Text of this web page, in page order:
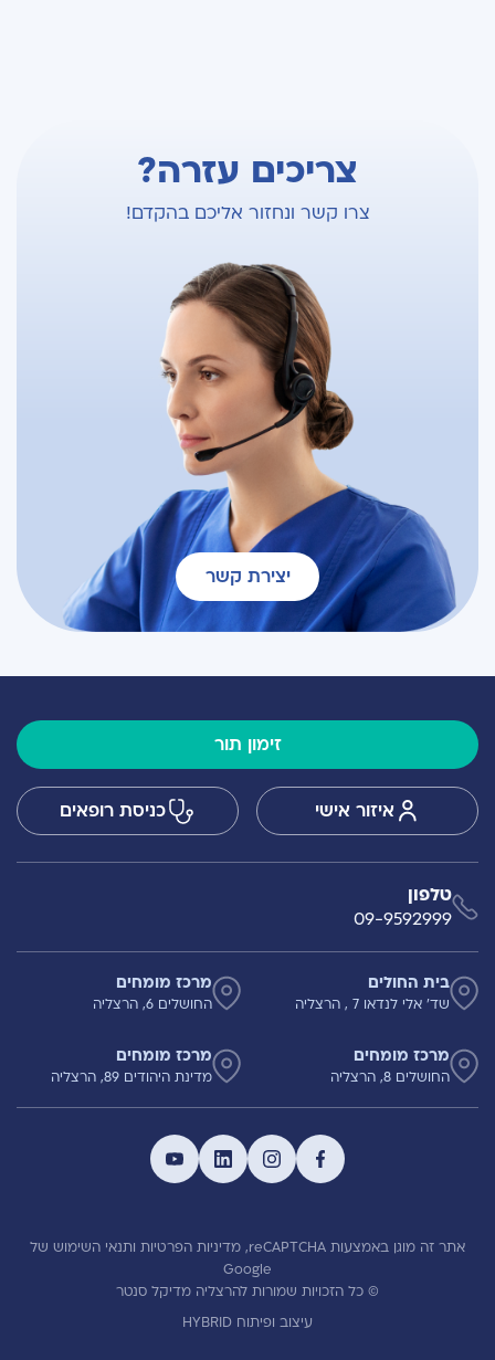
צריכים עזרה?
צרו קשר ונחזור אליכם בהקדם!
יצירת קשר
זימון תור
איזור אישי כניסת רופאים
טלפון
09-9592999
בית החולים
שד' אלי לנדאו 7 , הרצליה
מרכז מומחים
החושלים 6, הרצליה
מרכז מומחים
החושלים 8, הרצליה
מרכז מומחים
מדינת היהודים 89, הרצליה
אתר זה מוגן באמצעות reCAPTCHA, מדיניות הפרטיות ותנאי השימוש של
Google
© כל הזכויות שמורות להרצליה מדיקל סנטר
עיצוב ופיתוח HYBRID